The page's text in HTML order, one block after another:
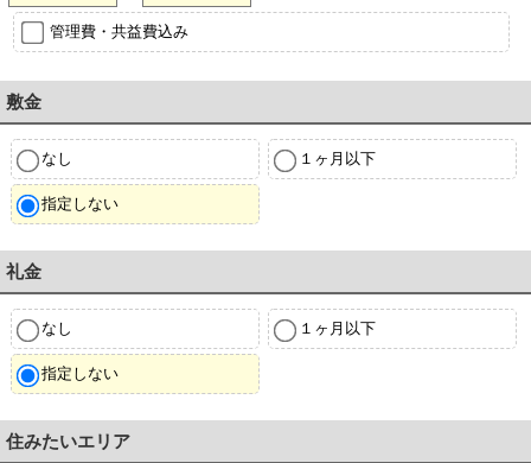
管理費・共益費込み
敷金
なし １ヶ月以下
指定しない
礼金
なし １ヶ月以下
指定しない
住みたいエリア